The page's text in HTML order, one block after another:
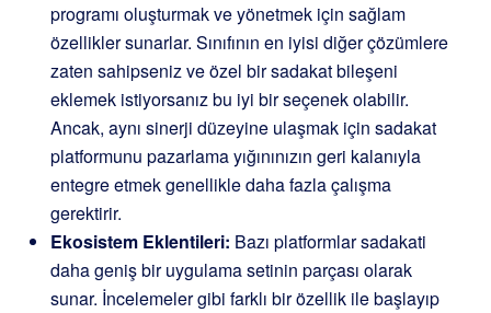
programı oluşturmak ve yönetmek için sağlam
özellikler sunarlar. Sınıfının en iyisi diğer çözümlere
zaten sahipseniz ve özel bir sadakat bileşeni
eklemek istiyorsanız bu iyi bir seçenek olabilir.
Ancak, aynı sinerji düzeyine ulaşmak için sadakat
platformunu pazarlama yığınınızın geri kalanıyla
entegre etmek genellikle daha fazla çalışma
gerektirir.
Ekosistem Eklentileri: Bazı platformlar sadakati
daha geniş bir uygulama setinin parçası olarak
sunar. İncelemeler gibi farklı bir özellik ile başlayıp